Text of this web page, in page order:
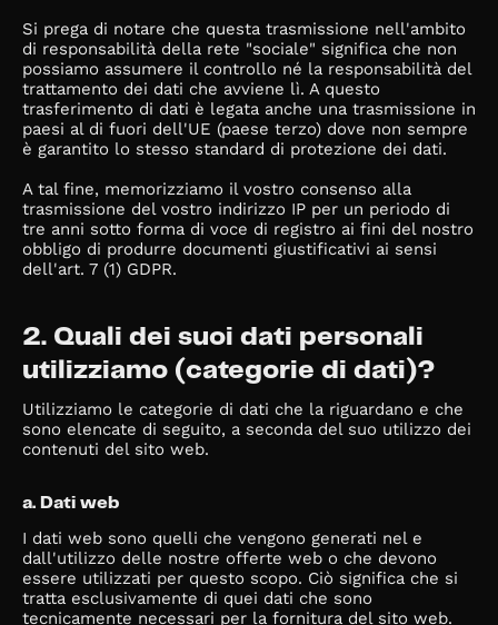
Si prega di notare che questa trasmissione nell'ambito
di responsabilità della rete "sociale" significa che non
possiamo assumere il controllo né la responsabilità del
trattamento dei dati che avviene lì. A questo
trasferimento di dati è legata anche una trasmissione in
paesi al di fuori dell'UE (paese terzo) dove non sempre
è garantito lo stesso standard di protezione dei dati.
A tal fine, memorizziamo il vostro consenso alla
trasmissione del vostro indirizzo IP per un periodo di
tre anni sotto forma di voce di registro ai fini del nostro
obbligo di produrre documenti giustificativi ai sensi
dell'art. 7 (1) GDPR.
2. Quali dei suoi dati personali
utilizziamo (categorie di dati)?
Utilizziamo le categorie di dati che la riguardano e che
sono elencate di seguito, a seconda del suo utilizzo dei
contenuti del sito web.
a. Dati web
I dati web sono quelli che vengono generati nel e
dall'utilizzo delle nostre offerte web o che devono
essere utilizzati per questo scopo. Ciò significa che si
tratta esclusivamente di quei dati che sono
tecnicamente necessari per la fornitura del sito web.